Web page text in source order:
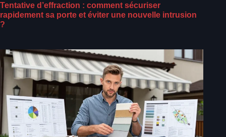
Tentative d’effraction : comment sécuriser
rapidement sa porte et éviter une nouvelle intrusion
?